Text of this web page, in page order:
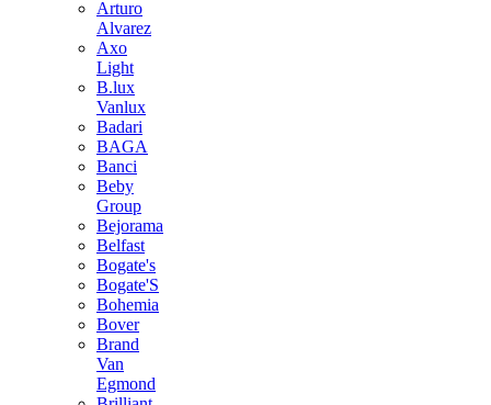
Arturo
Alvarez
Axo
Light
B.lux
Vanlux
Badari
BAGA
Banci
Beby
Group
Bejorama
Belfast
Bogate's
Bogate'S
Bohemia
Bover
Brand
Van
Egmond